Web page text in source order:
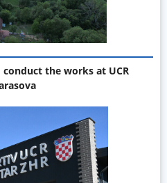
the works at UCR